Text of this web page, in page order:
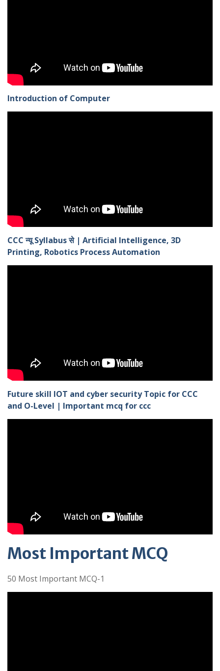
Introduction of Computer
CCC न्यू Syllabus से | Artificial Intelligence, 3D
Printing, Robotics Process Automation
Future skill IOT and cyber security Topic for CCC
and O-Level | Important mcq for ccc
Most Important MCQ
50 Most Important MCQ-1